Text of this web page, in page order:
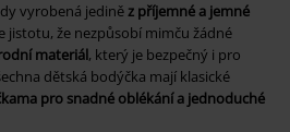
vyrobená jediněz příjemné a jemné
jistotu, že nezpůsobí mimču žádné
materiál, který je bezpečný i pro
dětská bodýčka mají klasické
pro snadné oblékání a jednoduché